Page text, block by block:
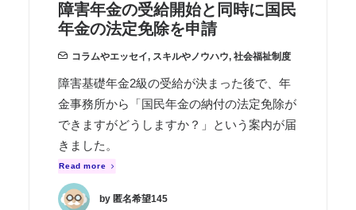
障害年金の受給開始と同時に国民
年金の法定免除を申請
コラムやエッセイ, スキルやノウハウ, 社会福祉制度
障害基礎年金2級の受給が決まった後で、年
金事務所から「国民年金の納付の法定免除が
できますがどうしますか？」という案内が届
きました。
Read more
by 匿名希望145